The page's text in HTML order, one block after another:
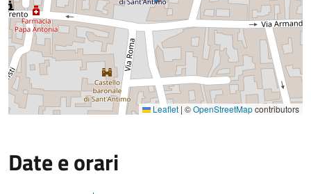
Leaflet | ©OpenStreetMapcontributors
Date e orari